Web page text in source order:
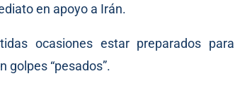
en apoyo a Irán.
ocasiones estar preparados para
golpes “pesados”.